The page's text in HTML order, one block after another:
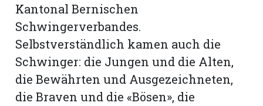
Kantonal Bernischen
Schwingerverbandes.
Selbstverständlich kamen auch die
Schwinger: die Jungen und die Alten,
die Bewährten und Ausgezeichneten,
die Braven und die «Bösen», die